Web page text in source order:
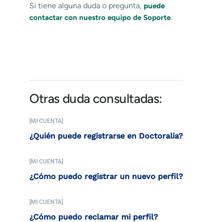
Si tiene alguna duda o pregunta, puede
contactar con nuestro equipo de Soporte.
Otras duda consultadas:
[MI CUENTA]
¿Quién puede registrarse en Doctoralia?
[MI CUENTA]
¿Cómo puedo registrar un nuevo perfil?
[MI CUENTA]
¿Cómo puedo reclamar mi perfil?